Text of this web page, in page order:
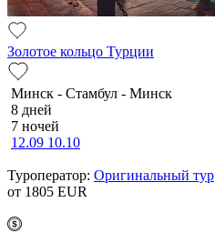
Золотое кольцо Турции
Минск - Стамбул - Минск
8 дней
7 ночей
12.09 10.10
Туроператор: Оригинальный тур
от 1805 EUR